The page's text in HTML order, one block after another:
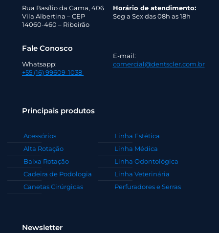
Rua Basílio da Gama, 406
Vila Albertina – CEP
14060-460 – Ribeirão
Horário de atendimento:
Seg a Sex das 08h as 18h
Fale Conosco
Whatsapp:
+55 (16) 99609-1038
E-mail:
comercial@dentscler.com.br
Principais produtos
Acessórios
Alta Rotação
Baixa Rotação
Cadeira de Podologia
Canetas Cirúrgicas
Linha Estética
Linha Médica
Linha Odontológica
Linha Veterinária
Perfuradores e Serras
Newsletter